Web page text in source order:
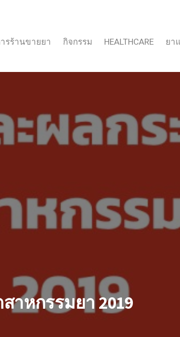
รร้านขายยา กิจกรรม HEALTHCARE ยา
หกรรมยา 2019